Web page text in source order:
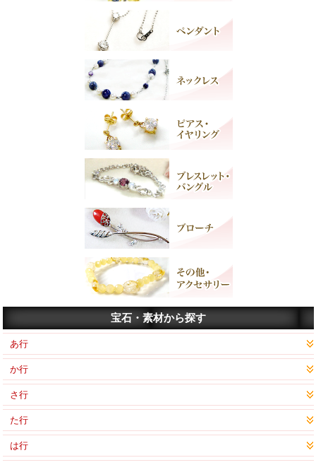
宝石・素材から探す
あ行
か行
さ行
た行
は行